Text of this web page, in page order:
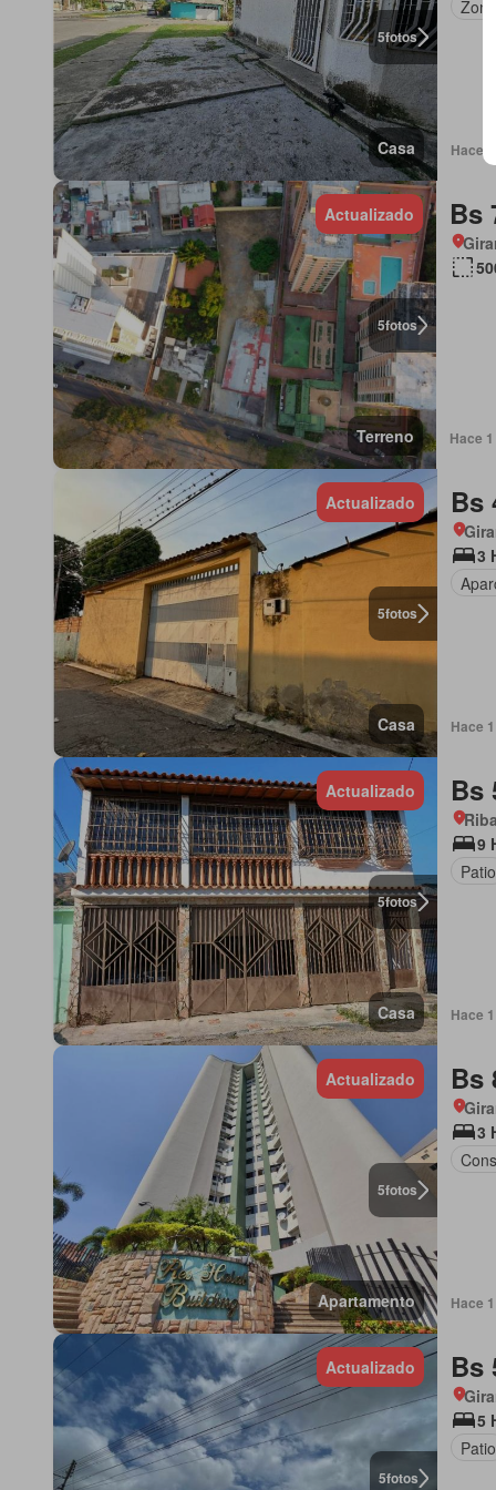
5fotos
Casa Hace
5fotos
Actualizado
Terreno
Bs
Hace
5fotos
Actualizado
Casa
Bs
3
Hace
5fotos
Actualizado
Casa
Bs
9
Patio
Hace
5fotos
Actualizado
Apartamento
Bs
3
Hace
5fotos
Actualizado Bs
5
Patio